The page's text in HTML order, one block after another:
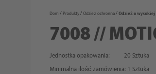
Dom Produkty Odzież ochronna Odzież o
7008 //
Jednostka opakowania:
20 Sztuka
Minimalna ilość zamówienia: 1 Sztuka